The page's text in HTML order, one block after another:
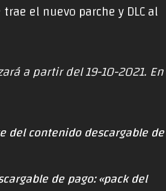
el nuevo parche y DLC al
a partir del 19-10-2021. En
del contenido descargable de
de pago: «pack del